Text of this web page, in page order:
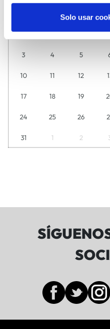
Solo usar
M
27 28 29
3 4 5
10 11 12
17 18 19
24 25 26
31 1 2